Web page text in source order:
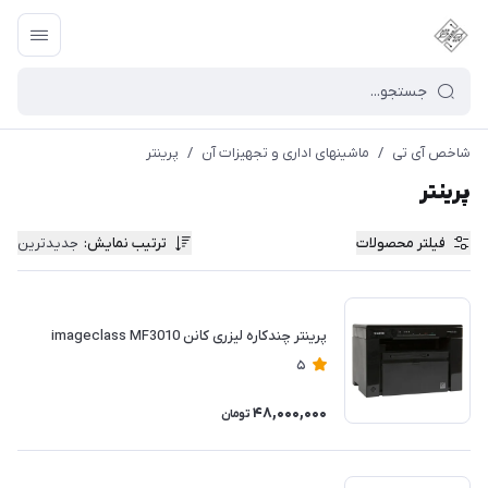
شاخص آی تی / ماشینهای اداری و تجهیزات آن / پرینتر
پرینتر
فیلتر محصولات ترتیب نمایش: جدیدترین
پرینتر چندکاره لیزری کانن imageclass MF3010
5
48,000,000 تومان